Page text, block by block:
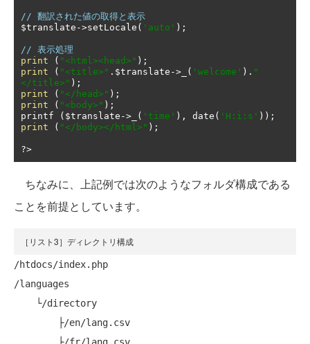
// 翻訳された値の取得と表示
$translate ->setLocale ( 'auto' );
// 表示処理
print
( "<html><head>" );
print
( "<title>" . $translate -> ( 'welcome' ). "
</title>" );
print
( "</head>" );
print
( "<body>" );
printf
( $translate -> ( 'time' ), date ( 'H:i:s' ));
print
( "</body></html>" );
?>
ちなみに、上記例では次のようなフォルダ構成である
ことを前提としています。
［リスト3］ディレクトリ構成
/htdocs/index.php
/languages